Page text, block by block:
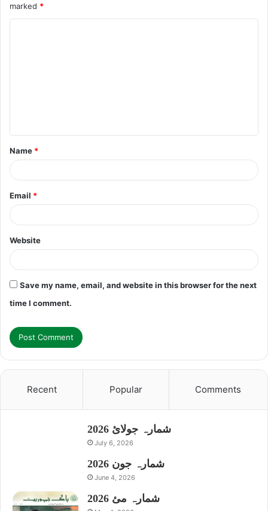
marked *
t
*
Name *
Email *
Website
Save my name, email, and website in this browser for the next
time I comment.
Recent Popular Comments
شمارہ جولائ 2026
July 6, 2026
شمارہ جون 2026
June 4, 2026
شمارہ مئ 2026